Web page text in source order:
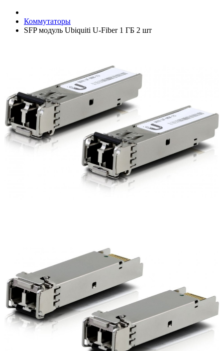
Коммутаторы
SFP модуль Ubiquiti U-Fiber 1 ГБ 2 шт